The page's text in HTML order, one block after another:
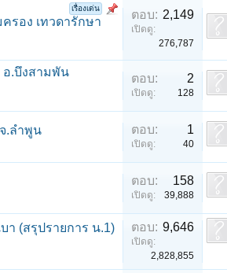
เรื่องเด่น
รอง เทวดารักษา
ตอบ: 2,149
เปิดดู:
276,787
อ.บึงสามพัน
ตอบ: 2
เปิดดู: 128
.ลําพูน ตอบ: 1
เปิดดู: 40
ตอบ: 158
เปิดดู: 39,888
(สรุปรายการ น.1)
ตอบ: 9,646
เปิดดู:
2,828,855